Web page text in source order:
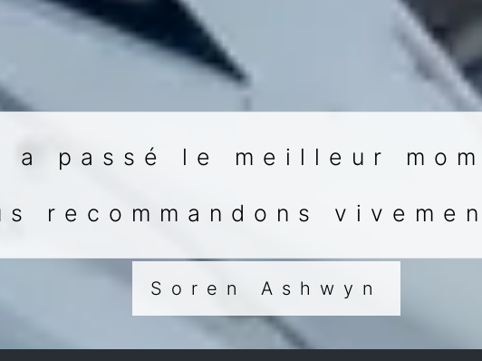
a passé le meilleur
recommandons
Soren Ashwyn